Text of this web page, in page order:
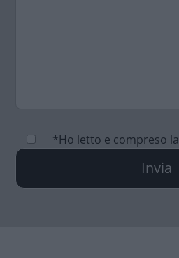
*Ho letto e compreso la